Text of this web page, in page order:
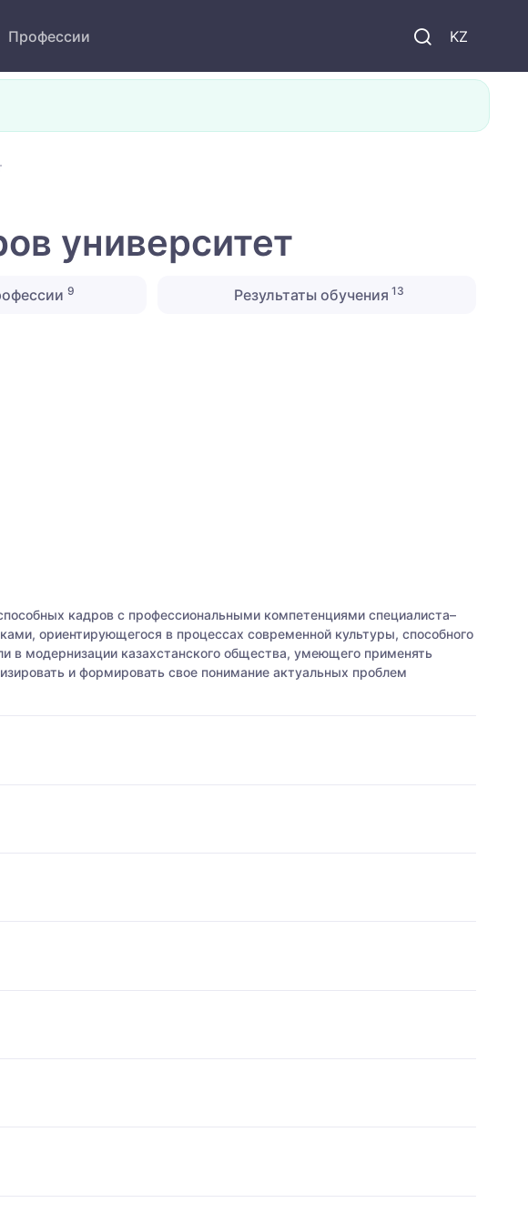
KZ
Профессии
университет
9 Результаты обучения 13
кадров с профессиональными компетенциями специалиста–
ориентирующегося в процессах современной культуры, способного
в модернизации казахстанского общества, умеющего применять
и формировать свое понимание актуальных проблем